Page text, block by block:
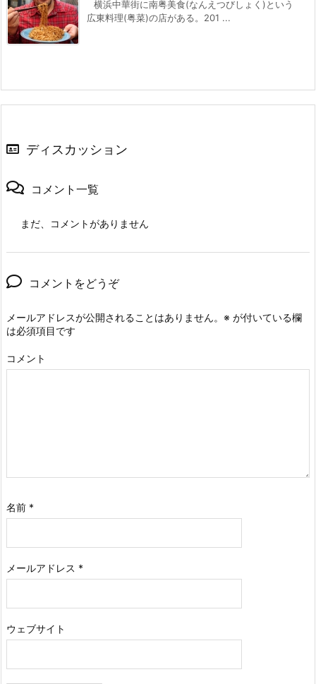
横浜中華街に南粤美食(なんえつびしょく)という
広東料理(粤菜)の店がある。201 ...
ディスカッション
コメント一覧
まだ、コメントがありません
コメントをどうぞ
メールアドレスが公開されることはありません。 ※ が付いている欄
は必須項目です
コメント
名前 *
メールアドレス *
ウェブサイト